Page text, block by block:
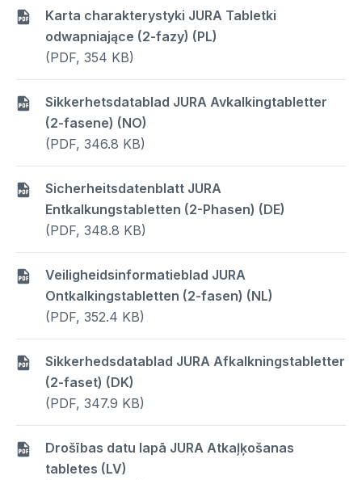
Karta charakterystyki JURA Tabletki
odwapniające (2-fazy) (PL)
(PDF, 354 KB)
Sikkerhetsdatablad JURA Avkalkingtabletter
(2-fasene) (NO)
(PDF, 346.8 KB)
Sicherheitsdatenblatt JURA
Entkalkungstabletten (2-Phasen) (DE)
(PDF, 348.8 KB)
Veiligheidsinformatieblad JURA
Ontkalkingstabletten (2-fasen) (NL)
(PDF, 352.4 KB)
Sikkerhedsdatablad JURA Afkalkningstabletter
(2-faset) (DK)
(PDF, 347.9 KB)
Drošības datu lapā JURA Atkaļķošanas
tabletes (LV)